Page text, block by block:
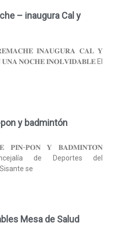
– inaugura Cal y
𝐈𝐍𝐀𝐔𝐆𝐔𝐑𝐀 𝐂𝐀𝐋 𝐘
𝐍𝐎𝐂𝐇𝐄 𝐈𝐍𝐎𝐋𝐕𝐈𝐃𝐀𝐁𝐋𝐄 El
y badmintón
𝐏𝐈𝐍-𝐏𝐎𝐍 𝐘 𝐁𝐀𝐃𝐌𝐈𝐍𝐓𝐎́𝐍
de Deportes del
se
Mesa de Salud